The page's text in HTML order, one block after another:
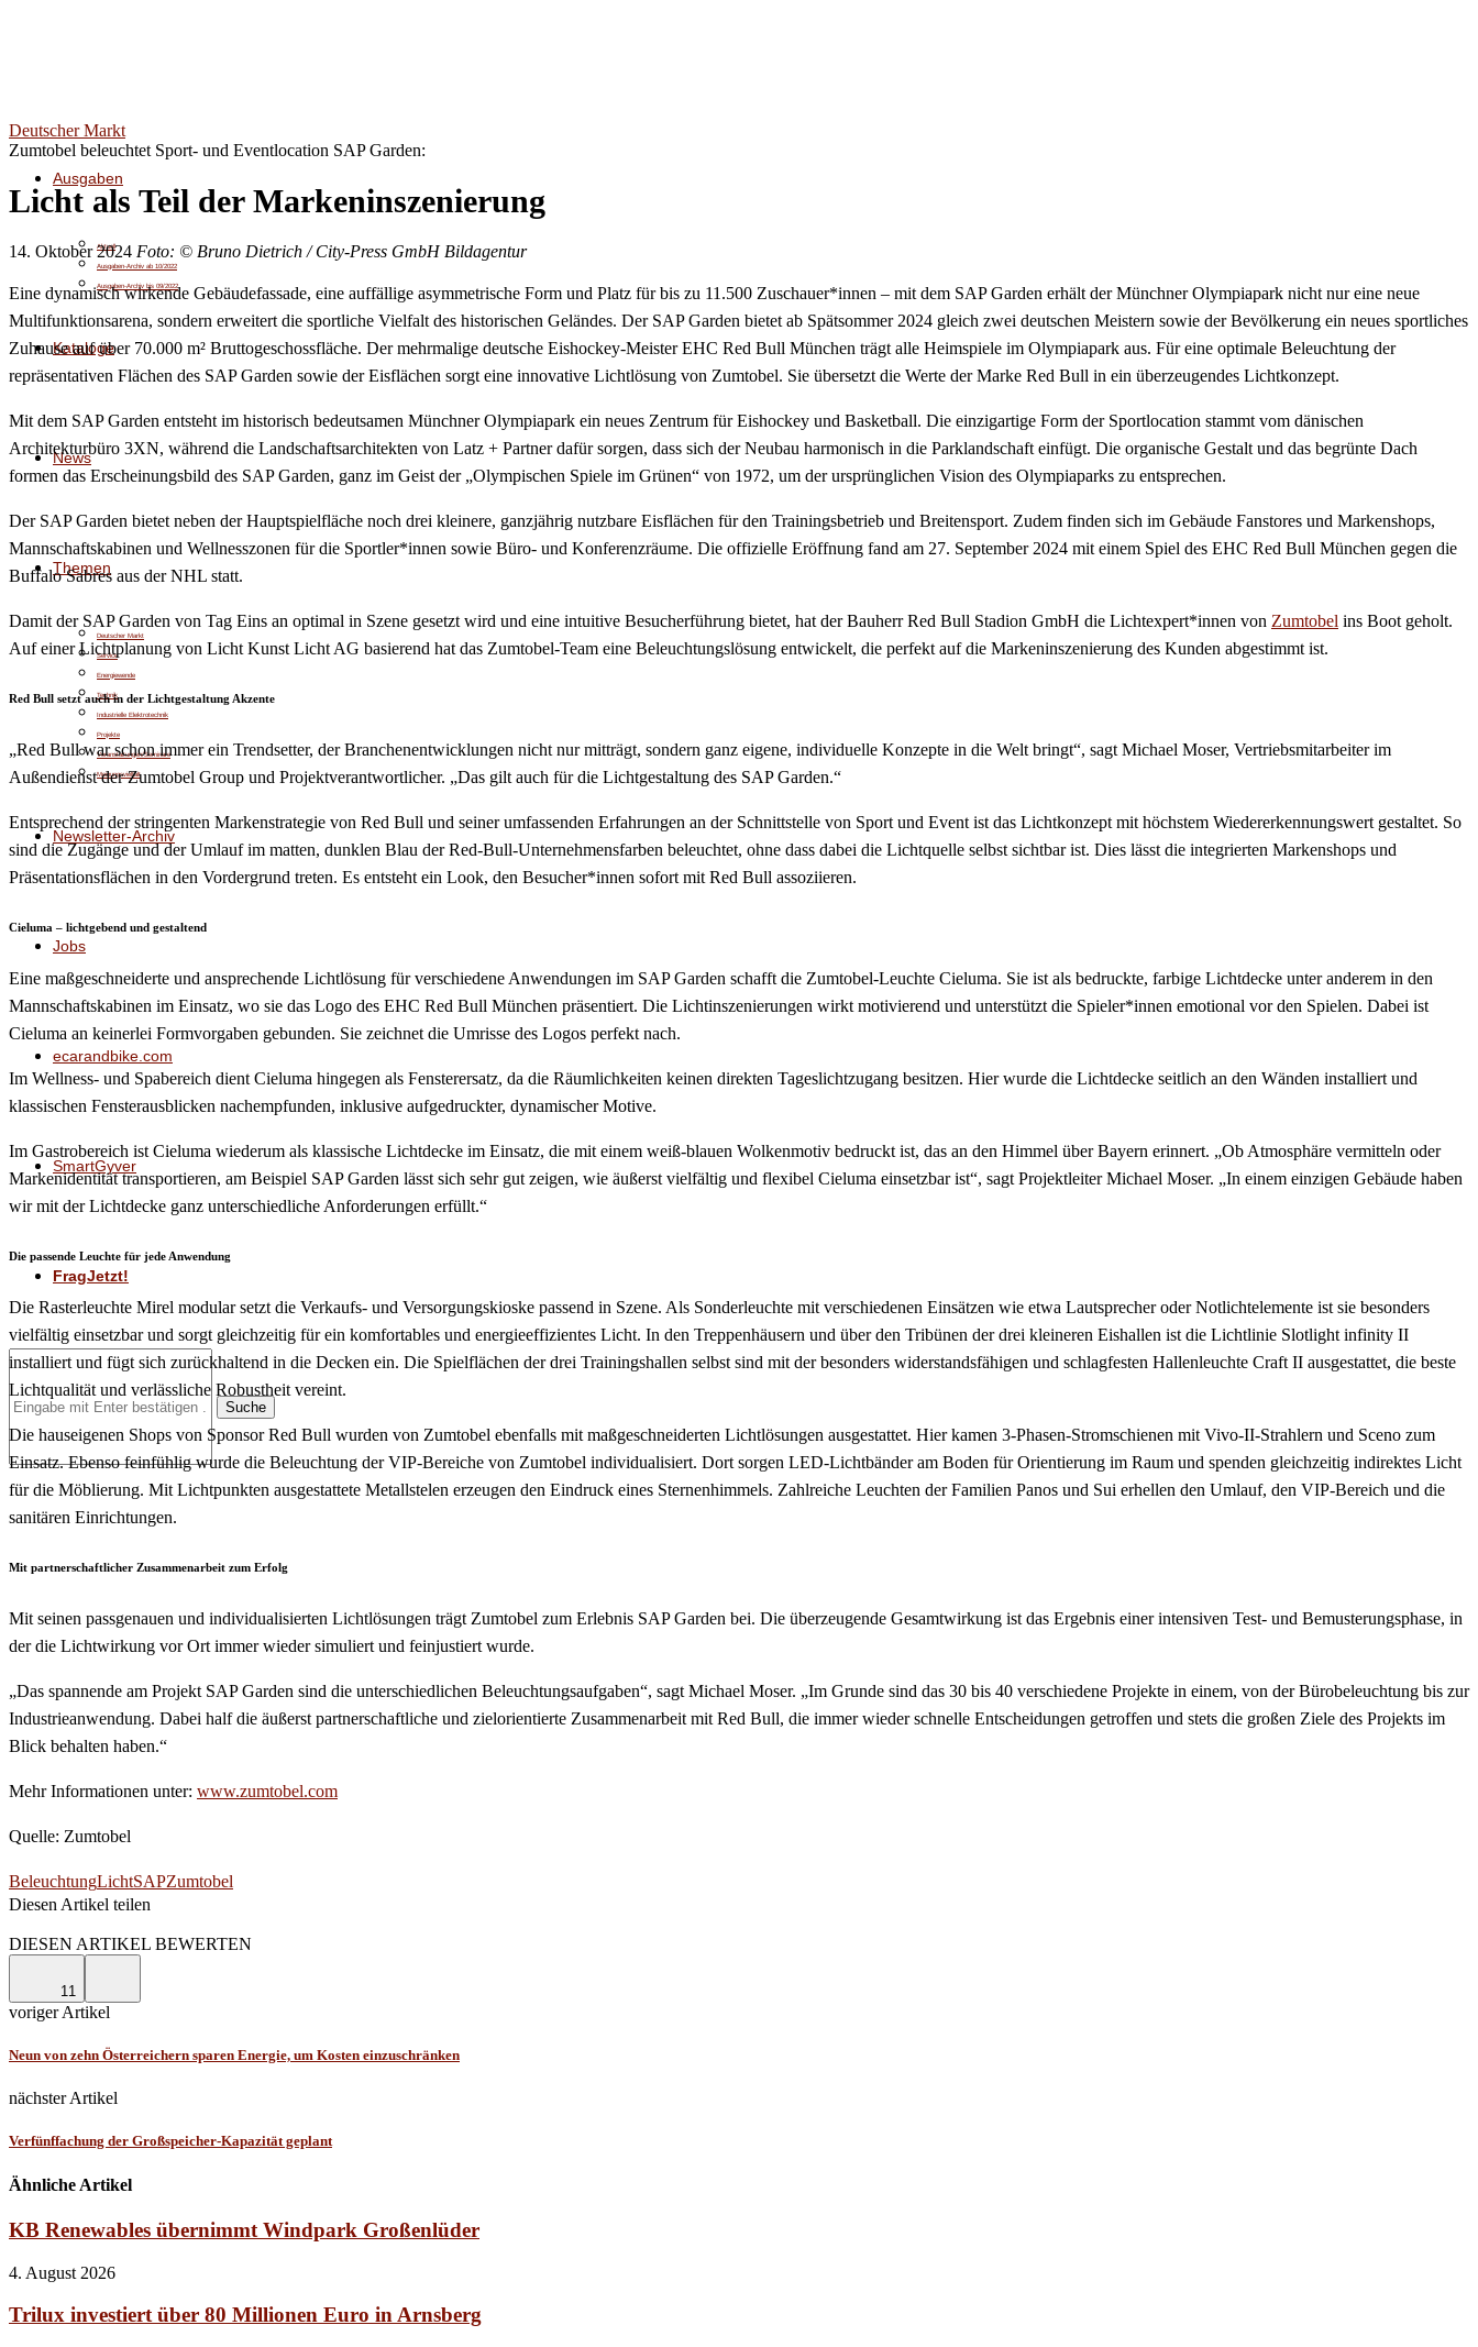
Ausgaben
Aktuell
Ausgaben-Archiv ab 10/2022
Ausgaben-Archiv bis 09/2022
Kataloge
News
Themen
Deutscher Markt
Service
Energiewende
Technik
Industrielle Elektrotechnik
Projekte
Veranstaltungen/Seminare
Meinungsvielfalt
Newsletter-Archiv
Jobs
ecarandbike.com
SmartGyver
FragJetzt!
Suche
Deutscher Markt
Zumtobel beleuchtet Sport- und Eventlocation SAP Garden:
Licht als Teil der Markeninszenierung
14. Oktober 2024 Foto: © Bruno Dietrich / City-Press GmbH Bildagentur
Eine dynamisch wirkende Gebäudefassade, eine auffällige asymmetrische Form und Platz für bis zu 11.500 Zuschauer*innen – mit dem SAP Garden erhält der Münchner Olympiapark nicht nur eine neue
Multifunktionsarena, sondern erweitert die sportliche Vielfalt des historischen Geländes. Der SAP Garden bietet ab Spätsommer 2024 gleich zwei deutschen Meistern sowie der Bevölkerung ein neues sportliches
Zuhause auf über 70.000 m² Bruttogeschossfläche. Der mehrmalige deutsche Eishockey-Meister EHC Red Bull München trägt alle Heimspiele im Olympiapark aus. Für eine optimale Beleuchtung der
repräsentativen Flächen des SAP Garden sowie der Eisflächen sorgt eine innovative Lichtlösung von Zumtobel. Sie übersetzt die Werte der Marke Red Bull in ein überzeugendes Lichtkonzept.
Mit dem SAP Garden entsteht im historisch bedeutsamen Münchner Olympiapark ein neues Zentrum für Eishockey und Basketball. Die einzigartige Form der Sportlocation stammt vom dänischen
Architekturbüro 3XN, während die Landschaftsarchitekten von Latz + Partner dafür sorgen, dass sich der Neubau harmonisch in die Parklandschaft einfügt. Die organische Gestalt und das begrünte Dach
formen das Erscheinungsbild des SAP Garden, ganz im Geist der „Olympischen Spiele im Grünen“ von 1972, um der ursprünglichen Vision des Olympiaparks zu entsprechen.
Der SAP Garden bietet neben der Hauptspielfläche noch drei kleinere, ganzjährig nutzbare Eisflächen für den Trainingsbetrieb und Breitensport. Zudem finden sich im Gebäude Fanstores und Markenshops,
Mannschaftskabinen und Wellnesszonen für die Sportler*innen sowie Büro- und Konferenzräume. Die offizielle Eröffnung fand am 27. September 2024 mit einem Spiel des EHC Red Bull München gegen die
Buffalo Sabres aus der NHL statt.
Damit der SAP Garden von Tag Eins an optimal in Szene gesetzt wird und eine intuitive Besucherführung bietet, hat der Bauherr Red Bull Stadion GmbH die Lichtexpert*innen von Zumtobel ins Boot geholt.
Auf einer Lichtplanung von Licht Kunst Licht AG basierend hat das Zumtobel-Team eine Beleuchtungslösung entwickelt, die perfekt auf die Markeninszenierung des Kunden abgestimmt ist.
Red Bull setzt auch in der Lichtgestaltung Akzente
„Red Bull war schon immer ein Trendsetter, der Branchenentwicklungen nicht nur mitträgt, sondern ganz eigene, individuelle Konzepte in die Welt bringt“, sagt Michael Moser, Vertriebsmitarbeiter im
Außendienst der Zumtobel Group und Projektverantwortlicher. „Das gilt auch für die Lichtgestaltung des SAP Garden.“
Entsprechend der stringenten Markenstrategie von Red Bull und seiner umfassenden Erfahrungen an der Schnittstelle von Sport und Event ist das Lichtkonzept mit höchstem Wiedererkennungswert gestaltet. So
sind die Zugänge und der Umlauf im matten, dunklen Blau der Red-Bull-Unternehmensfarben beleuchtet, ohne dass dabei die Lichtquelle selbst sichtbar ist. Dies lässt die integrierten Markenshops und
Präsentationsflächen in den Vordergrund treten. Es entsteht ein Look, den Besucher*innen sofort mit Red Bull assoziieren.
Cieluma – lichtgebend und gestaltend
Eine maßgeschneiderte und ansprechende Lichtlösung für verschiedene Anwendungen im SAP Garden schafft die Zumtobel-Leuchte Cieluma. Sie ist als bedruckte, farbige Lichtdecke unter anderem in den
Mannschaftskabinen im Einsatz, wo sie das Logo des EHC Red Bull München präsentiert. Die Lichtinszenierungen wirkt motivierend und unterstützt die Spieler*innen emotional vor den Spielen. Dabei ist
Cieluma an keinerlei Formvorgaben gebunden. Sie zeichnet die Umrisse des Logos perfekt nach.
Im Wellness- und Spabereich dient Cieluma hingegen als Fensterersatz, da die Räumlichkeiten keinen direkten Tageslichtzugang besitzen. Hier wurde die Lichtdecke seitlich an den Wänden installiert und
klassischen Fensterausblicken nachempfunden, inklusive aufgedruckter, dynamischer Motive.
Im Gastrobereich ist Cieluma wiederum als klassische Lichtdecke im Einsatz, die mit einem weiß-blauen Wolkenmotiv bedruckt ist, das an den Himmel über Bayern erinnert. „Ob Atmosphäre vermitteln oder
Markenidentität transportieren, am Beispiel SAP Garden lässt sich sehr gut zeigen, wie äußerst vielfältig und flexibel Cieluma einsetzbar ist“, sagt Projektleiter Michael Moser. „In einem einzigen Gebäude haben
wir mit der Lichtdecke ganz unterschiedliche Anforderungen erfüllt.“
Die passende Leuchte für jede Anwendung
Die Rasterleuchte Mirel modular setzt die Verkaufs- und Versorgungskioske passend in Szene. Als Sonderleuchte mit verschiedenen Einsätzen wie etwa Lautsprecher oder Notlichtelemente ist sie besonders
vielfältig einsetzbar und sorgt gleichzeitig für ein komfortables und energieeffizientes Licht. In den Treppenhäusern und über den Tribünen der drei kleineren Eishallen ist die Lichtlinie Slotlight infinity II
installiert und fügt sich zurückhaltend in die Decken ein. Die Spielflächen der drei Trainingshallen selbst sind mit der besonders widerstandsfähigen und schlagfesten Hallenleuchte Craft II ausgestattet, die beste
Lichtqualität und verlässliche Robustheit vereint.
Die hauseigenen Shops von Sponsor Red Bull wurden von Zumtobel ebenfalls mit maßgeschneiderten Lichtlösungen ausgestattet. Hier kamen 3-Phasen-Stromschienen mit Vivo-II-Strahlern und Sceno zum
Einsatz. Ebenso feinfühlig wurde die Beleuchtung der VIP-Bereiche von Zumtobel individualisiert. Dort sorgen LED-Lichtbänder am Boden für Orientierung im Raum und spenden gleichzeitig indirektes Licht
für die Möblierung. Mit Lichtpunkten ausgestattete Metallstelen erzeugen den Eindruck eines Sternenhimmels. Zahlreiche Leuchten der Familien Panos und Sui erhellen den Umlauf, den VIP-Bereich und die
sanitären Einrichtungen.
Mit partnerschaftlicher Zusammenarbeit zum Erfolg
Mit seinen passgenauen und individualisierten Lichtlösungen trägt Zumtobel zum Erlebnis SAP Garden bei. Die überzeugende Gesamtwirkung ist das Ergebnis einer intensiven Test- und Bemusterungsphase, in
der die Lichtwirkung vor Ort immer wieder simuliert und feinjustiert wurde.
„Das spannende am Projekt SAP Garden sind die unterschiedlichen Beleuchtungsaufgaben“, sagt Michael Moser. „Im Grunde sind das 30 bis 40 verschiedene Projekte in einem, von der Bürobeleuchtung bis zur
Industrieanwendung. Dabei half die äußerst partnerschaftliche und zielorientierte Zusammenarbeit mit Red Bull, die immer wieder schnelle Entscheidungen getroffen und stets die großen Ziele des Projekts im
Blick behalten haben.“
Mehr Informationen unter: www.zumtobel.com
Quelle: Zumtobel
BeleuchtungLichtSAPZumtobel
Diesen Artikel teilen
DIESEN ARTIKEL BEWERTEN
11
voriger Artikel
Neun von zehn Österreichern sparen Energie, um Kosten einzuschränken
nächster Artikel
Verfünffachung der Großspeicher-Kapazität geplant
Ähnliche Artikel
KB Renewables übernimmt Windpark Großenlüder
4. August 2026
Trilux investiert über 80 Millionen Euro in Arnsberg